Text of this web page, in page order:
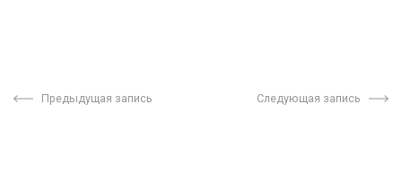
Предыдущая запись Следующая запись